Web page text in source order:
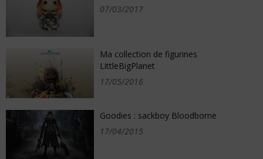
07/03/2017
Ma collection de figurines
LittleBigPlanet
17/05/2016
Goodies : sackboy Bloodborne
17/04/2015